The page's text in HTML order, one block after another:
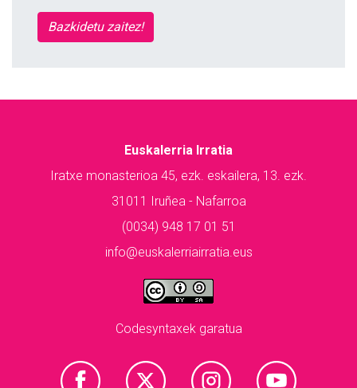
Bazkidetu zaitez!
Euskalerria Irratia
Iratxe monasterioa 45, ezk. eskailera, 13. ezk.
31011 Iruñea - Nafarroa
(0034) 948 17 01 51
info@euskalerriairratia.eus
Codesyntaxek garatua